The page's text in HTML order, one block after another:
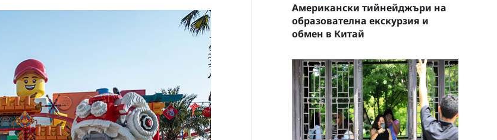
Американски тийнейджъри на
образователна екскурзия и
обмен в Китай